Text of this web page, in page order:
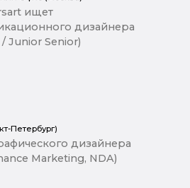
ищет
дизайнера
/ Junior Senior)
Петербург)
дизайнера
Marketing, NDA)